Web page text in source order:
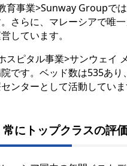
育事業>Sunway Groupで
さらに、マレーシアで唯
しています。
スピタル事業>サンウェイ
です。ベッド数は535あ
ンターとして活動していま
常にトップクラスの評